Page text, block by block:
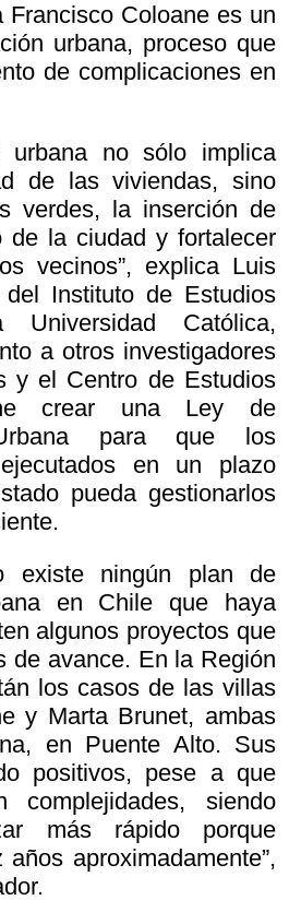
Coloane es un
urbana, proceso que
de complicaciones en
urbana no sólo implica
de las viviendas, sino
verdes, la inserción de
de la ciudad y fortalecer
vecinos”, explica Luis
del Instituto de Estudios
Católica,
a otros investigadores
y el Centro de Estudios
crear una Ley de
para que los
en un plazo
pueda gestionarlos
existe ningún plan de
en Chile que haya
algunos proyectos que
de avance. En la Región
los casos de las villas
y Marta Brunet, ambas
en Puente Alto. Sus
positivos, pese a que
complejidades, siendo
más rápido porque
aproximadamente”,